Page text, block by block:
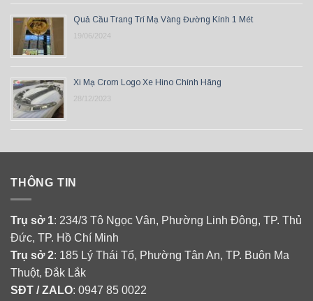
Quả Cầu Trang Trí Mạ Vàng Đường Kính 1 Mét
19/06/2024
Xi Mạ Crom Logo Xe Hino Chính Hãng
28/12/2023
THÔNG TIN
Trụ sở 1: 234/3 Tô Ngọc Vân, Phường Linh Đông, TP. Thủ
Đức, TP. Hồ Chí Minh
Trụ sở 2: 185 Lý Thái Tổ, Phường Tân An, TP. Buôn Ma
Thuột, Đắk Lắk
SĐT / ZALO: 0947 85 0022